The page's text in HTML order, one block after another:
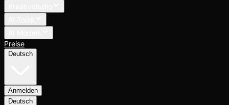
Preise
Deutsch
Anmelden
Deutsch